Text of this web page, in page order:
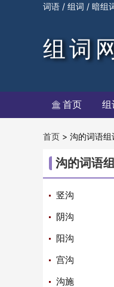
词语 / 组词 / 暗组
组词网
 首页 组
首页 > 沟的词语组
沟的词语
竖沟
阴沟
阳沟
宫沟
沟施